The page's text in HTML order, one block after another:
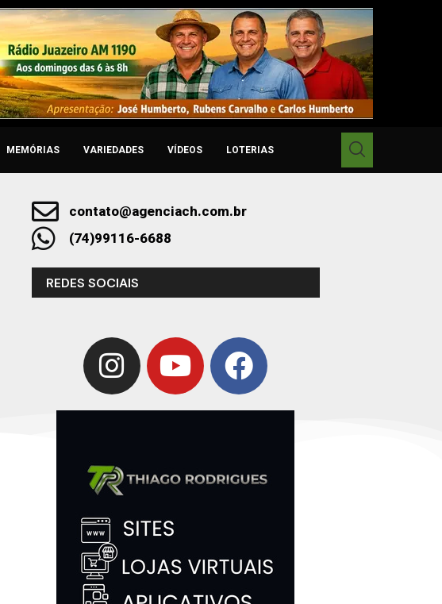
MEMÓRIAS VARIEDADES VÍDEOS LOTERIAS
contato@agenciach.com.br
(74)99116-6688
REDES SOCIAIS